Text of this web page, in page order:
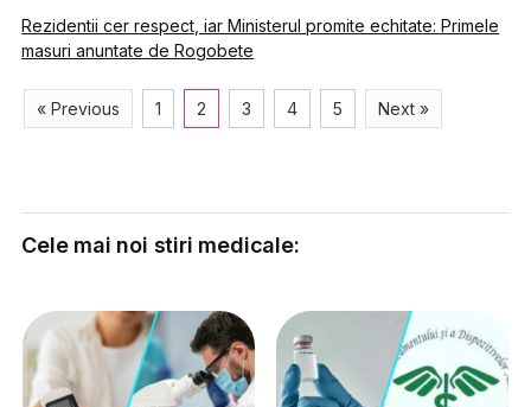
Rezidentii cer respect, iar Ministerul promite echitate: Primele
masuri anuntate de Rogobete
« Previous 1 2 3 4 5 Next »
Cele mai noi stiri medicale: